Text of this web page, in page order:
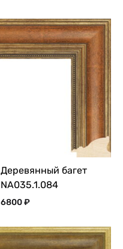
Деревянный багет
NA035.1.084
6800₽